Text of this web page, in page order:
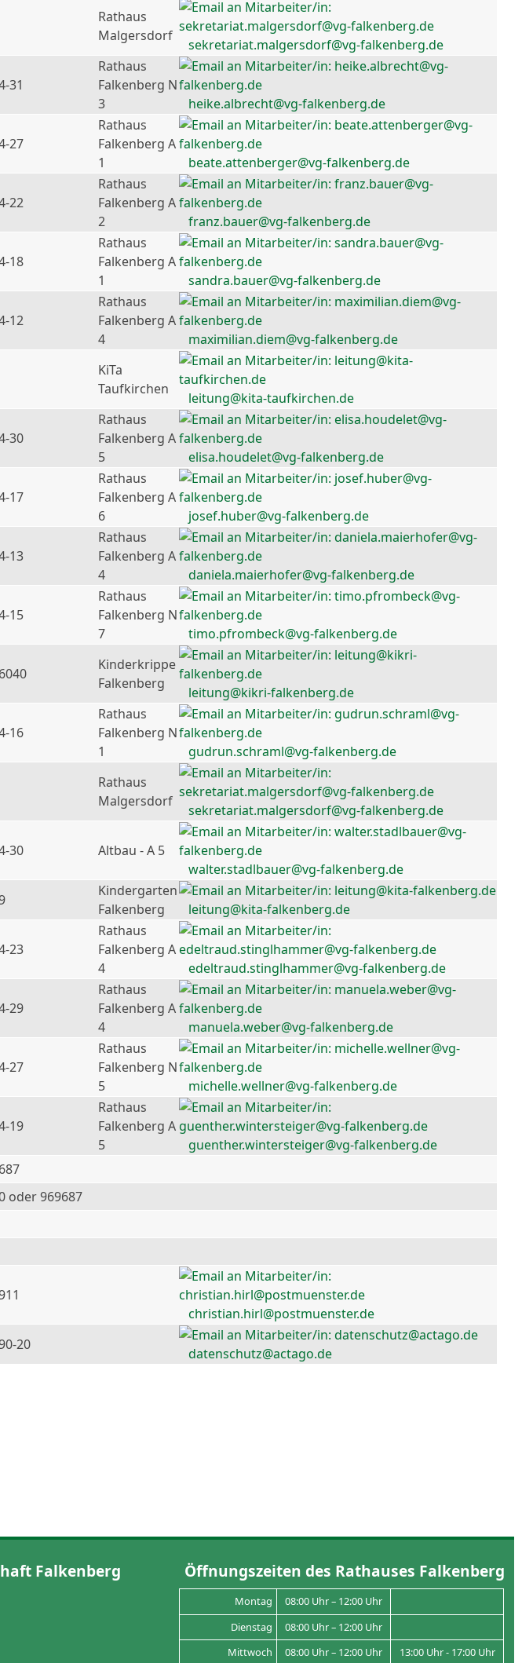
Rathaus
Malgersdorf
sekretariat.malgersdorf@vg-falkenberg.de
31
Rathaus
Falkenberg N
3
heike.albrecht@vg-falkenberg.de
27
Rathaus
Falkenberg A
1
beate.attenberger@vg-falkenberg.de
22
Rathaus
Falkenberg A
2
franz.bauer@vg-falkenberg.de
18
Rathaus
Falkenberg A
1
sandra.bauer@vg-falkenberg.de
12
Rathaus
Falkenberg A
4
maximilian.diem@vg-falkenberg.de
KiTa
Taufkirchen
leitung@kita-taufkirchen.de
30
Rathaus
Falkenberg A
5
elisa.houdelet@vg-falkenberg.de
17
Rathaus
Falkenberg A
6
josef.huber@vg-falkenberg.de
13
Rathaus
Falkenberg A
4
daniela.maierhofer@vg-falkenberg.de
15
Rathaus
Falkenberg N
7
timo.pfrombeck@vg-falkenberg.de
Kinderkrippe
Falkenberg
leitung@kikri-falkenberg.de
16
Rathaus
Falkenberg N
1
gudrun.schraml@vg-falkenberg.de
Rathaus
Malgersdorf
sekretariat.malgersdorf@vg-falkenberg.de
30
Altbau - A 5
walter.stadlbauer@vg-falkenberg.de
Kindergarten
Falkenberg
leitung@kita-falkenberg.de
23
Rathaus
Falkenberg A
4
edeltraud.stinglhammer@vg-falkenberg.de
29
Rathaus
Falkenberg A
4
manuela.weber@vg-falkenberg.de
27
Rathaus
Falkenberg N
5
michelle.wellner@vg-falkenberg.de
19
Rathaus
Falkenberg A
5
guenther.wintersteiger@vg-falkenberg.de
oder 969687
christian.hirl@postmuenster.de
20
datenschutz@actago.de
Falkenberg Öffnungszeiten des Rathauses Falkenberg
Montag
08:00 Uhr – 12:00 Uhr
Dienstag
08:00 Uhr – 12:00 Uhr
Mittwoch
08:00 Uhr – 12:00 Uhr 13:00 Uhr - 17:00 Uhr